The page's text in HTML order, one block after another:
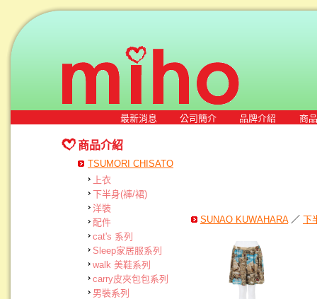
最新消息 公司簡介 品牌介紹 商
商品介紹
TSUMORI CHISATO
上衣
下半身(褲/裙)
洋裝
配件
cat's 系列
Sleep家居服系列
walk 美鞋系列
carry皮夾包包系列
男裝系列
SUNAO KUWAHARA／ 下